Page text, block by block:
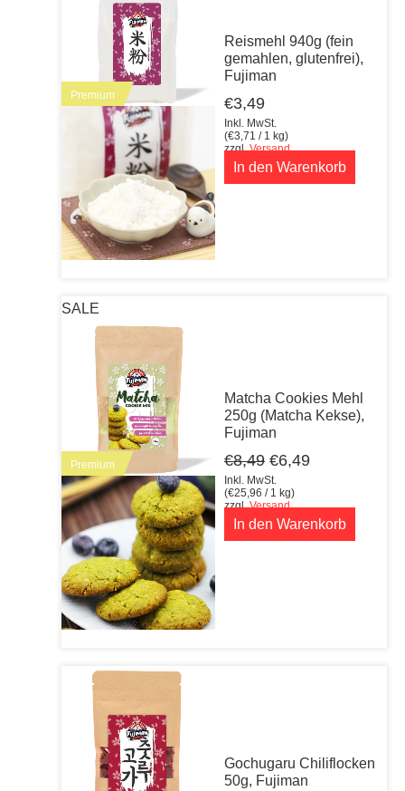
Premium
Reismehl 940g (fein
gemahlen, glutenfrei),
Fujiman
€3,49
Inkl. MwSt.
(€3,71 / 1 kg)
zzgl.Versand
In den Warenkorb
SALE
Premium
Matcha Cookies Mehl
250g (Matcha Kekse),
Fujiman
€8,49 Ursprünglicher
Preis
war:
€8,49
€6,49Aktueller
€6,49.
Inkl. MwSt.
(€25,96 / 1 kg)
zzgl.Versand
In den Warenkorb
Gochugaru Chiliflocken
50g, Fujiman